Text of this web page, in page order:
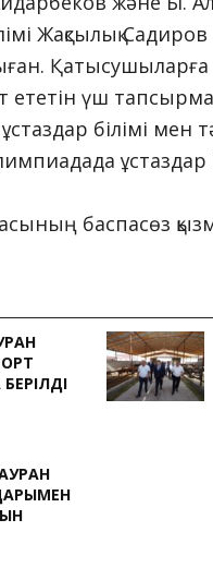
Жақсылық Садиров
үш тапсырма
білімі мен
баспасөз